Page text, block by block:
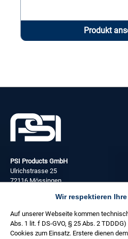
Produkt
PSI Products GmbH
Ulrichstrasse 25
72116 Mössingen
Täglich:
08:00 - 17:00 Uhr
Freitag:
Wir respektieren
Auf unserer Webseite kommen
Abs. 1 lit. f DS-GVO, § 25 Abs. 2
Cookies zum Einsatz. Erstere dienen